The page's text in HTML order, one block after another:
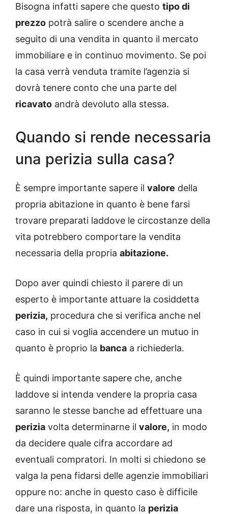
Bisogna infatti sapere che questo tipo di
prezzo potrà salire o scendere anche a
seguito di una vendita in quanto il mercato
immobiliare e in continuo movimento. Se poi
la casa verrà venduta tramite l’agenzia si
dovrà tenere conto che una parte del
ricavato andrà devoluto alla stessa.
Quando si rende necessaria
una perizia sulla casa?
È sempre importante sapere il valore della
propria abitazione in quanto è bene farsi
trovare preparati laddove le circostanze della
vita potrebbero comportare la vendita
necessaria della propria abitazione.
Dopo aver quindi chiesto il parere di un
esperto è importante attuare la cosiddetta
perizia, procedura che si verifica anche nel
caso in cui si voglia accendere un mutuo in
quanto è proprio la banca a richiederla.
È quindi importante sapere che, anche
laddove si intenda vendere la propria casa
saranno le stesse banche ad effettuare una
perizia volta determinarne il valore, in modo
da decidere quale cifra accordare ad
eventuali compratori. In molti si chiedono se
valga la pena fidarsi delle agenzie immobiliari
oppure no: anche in questo caso è difficile
dare una risposta, in quanto la perizia